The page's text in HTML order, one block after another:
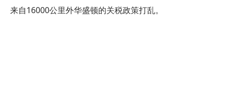
来自16000公里外华盛顿的关税政策打乱。